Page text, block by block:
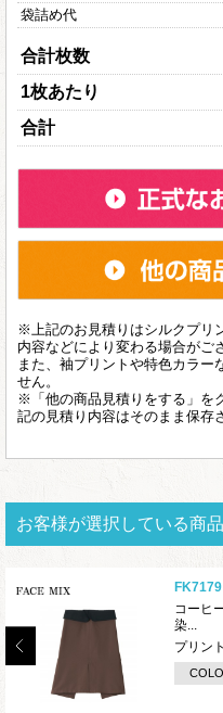
袋詰め代
合計枚数
1枚あたり
合計
※上記のお見積りはシルクプリ
内容などにより変わる場合がご
また、袖プリントや特色カラー
せん。
※「他の商品見積りをする」を
記の見積り内容はそのまま保存
お客様が選択している商
コーヒ
染...
プリン